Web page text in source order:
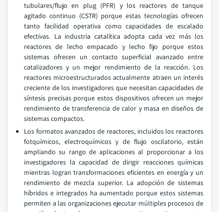
tubulares/flujo en plug (PFR) y los reactores de tanque
agitado continuo (CSTR) porque estas tecnologías ofrecen
tanto facilidad operativa como capacidades de escalado
efectivas. La industria catalítica adopta cada vez más los
reactores de lecho empacado y lecho fijo porque estos
sistemas ofrecen un contacto superficial avanzado entre
catalizadores y un mejor rendimiento de la reacción. Los
reactores microestructurados actualmente atraen un interés
creciente de los investigadores que necesitan capacidades de
síntesis precisas porque estos dispositivos ofrecen un mejor
rendimiento de transferencia de calor y masa en diseños de
sistemas compactos.
Los formatos avanzados de reactores, incluidos los reactores
fotquímicos, electroquímicos y de flujo oscilatorio, están
ampliando su rango de aplicaciones al proporcionar a los
investigadores la capacidad de dirigir reacciones químicas
mientras logran transformaciones eficientes en energía y un
rendimiento de mezcla superior. La adopción de sistemas
híbridos e integrados ha aumentado porque estos sistemas
permiten a las organizaciones ejecutar múltiples procesos de